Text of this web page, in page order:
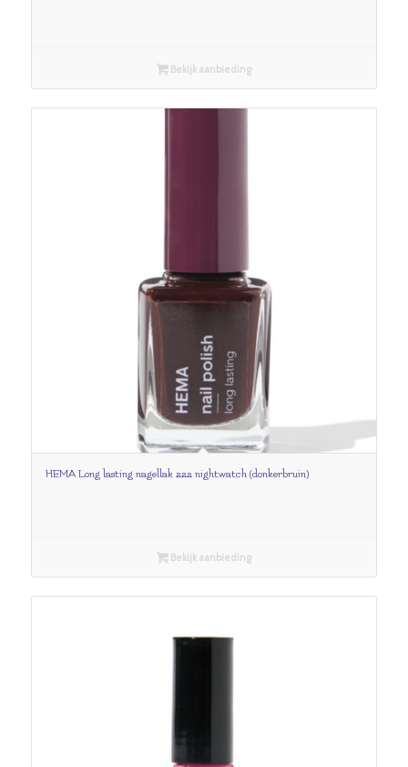
Bekijk aanbieding
HEMA Long lasting nagellak 222 nightwatch (donkerbruin)
Bekijk aanbieding